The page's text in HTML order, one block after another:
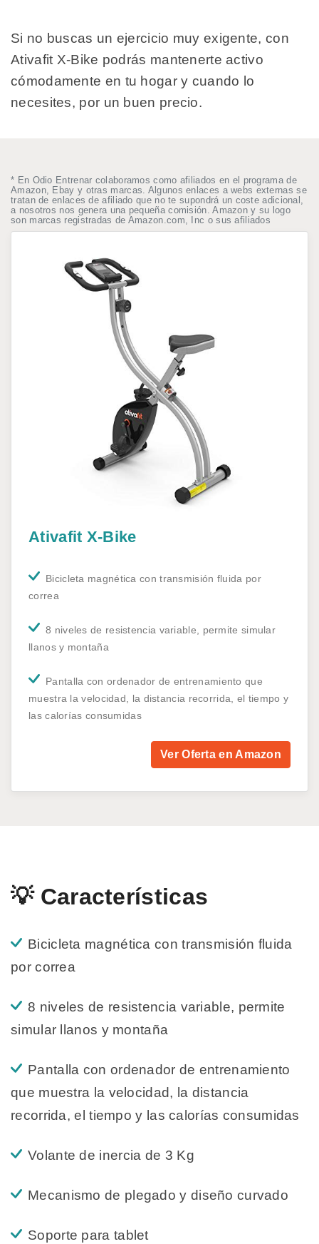
Si no buscas un ejercicio muy exigente, con
Ativafit X-Bike podrás mantenerte activo
cómodamente en tu hogar y cuando lo
necesites, por un buen precio.
* En Odio Entrenar colaboramos como afiliados en el programa de
Amazon, Ebay y otras marcas. Algunos enlaces a webs externas se
tratan de enlaces de afiliado que no te supondrá un coste adicional,
a nosotros nos genera una pequeña comisión. Amazon y su logo
son marcas registradas de Amazon.com, Inc o sus afiliados
Ativafit X-Bike
Bicicleta magnética con transmisión fluida por
correa
8 niveles de resistencia variable, permite simular
llanos y montaña
Pantalla con ordenador de entrenamiento que
muestra la velocidad, la distancia recorrida, el tiempo y
las calorías consumidas
Ver Oferta en Amazon
💡 Características
Bicicleta magnética con transmisión fluida
por correa
8 niveles de resistencia variable, permite
simular llanos y montaña
Pantalla con ordenador de entrenamiento
que muestra la velocidad, la distancia
recorrida, el tiempo y las calorías consumidas
Volante de inercia de 3 Kg
Mecanismo de plegado y diseño curvado
Soporte para tablet